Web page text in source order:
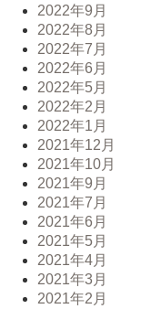
2022年9月
2022年8月
2022年7月
2022年6月
2022年5月
2022年2月
2022年1月
2021年12月
2021年10月
2021年9月
2021年7月
2021年6月
2021年5月
2021年4月
2021年3月
2021年2月